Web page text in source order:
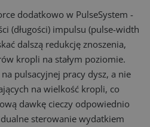
dodatkowo w PulseSystem -
(długości) impulsu (pulse-width
dalszą redukcję znoszenia,
kropli na stałym poziomie.
pulsacyjnej pracy dysz, a nie
na wielkość kropli, co
dawkę cieczy odpowiednio
sterowanie wydatkiem